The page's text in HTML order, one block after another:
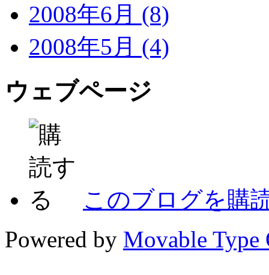
2008年6月 (8)
2008年5月 (4)
ウェブページ
このブログを購
Powered by Movable Type